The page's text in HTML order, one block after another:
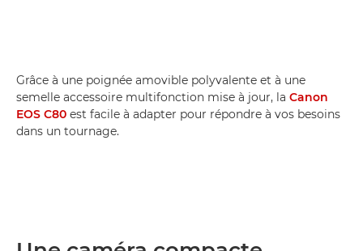
Grâce à une poignée amovible polyvalente et à une
semelle accessoire multifonction mise à jour, la Canon
EOS C80 est facile à adapter pour répondre à vos besoins
dans un tournage.